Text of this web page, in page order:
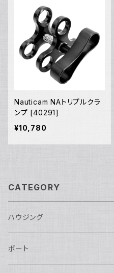
Nauticam NAトリプルクラ
ンプ [40291]
¥10,780
CATEGORY
ハウジング
Nikon用
ポート